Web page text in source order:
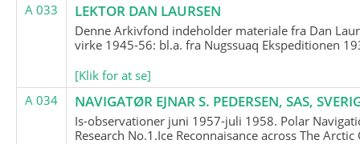
A 033
LEKTOR DAN LAURSEN
Denne Arkivfond indeholder materiale fra Dan
virke 1945-56: bl.a. fra Nugssuaq Ekspeditionen
[Klik for at se]
A 034
NAVIGATØR EJNAR S. PEDERSEN, SAS,
Is-observationer juni 1957-juli 1958. Polar
Research No.1.Ice Reconnaisance across The Arctic